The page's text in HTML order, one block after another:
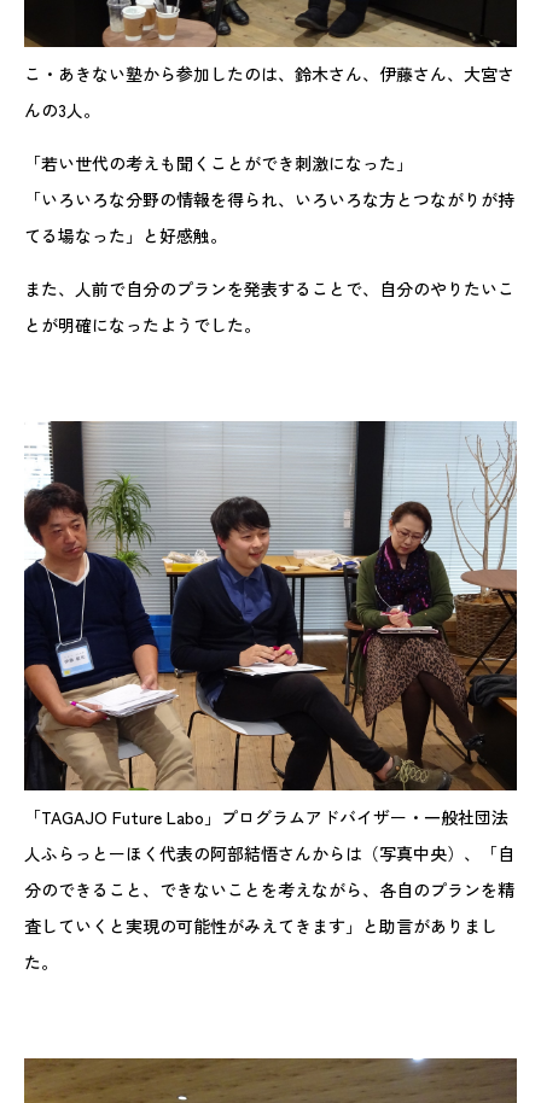
こ・あきない塾から参加したのは、鈴木さん、伊藤さん、大宮さ
んの3人。
「若い世代の考えも聞くことができ刺激になった」
「いろいろな分野の情報を得られ、いろいろな方とつながりが持
てる場なった」と好感触。
また、人前で自分のプランを発表することで、自分のやりたいこ
とが明確になったようでした。
「TAGAJO Future Labo」プログラムアドバイザー・一般社団法
人ふらっとーほく代表の阿部結悟さんからは（写真中央）、「自
分のできること、できないことを考えながら、各自のプランを精
査していくと実現の可能性がみえてきます」と助言がありまし
た。